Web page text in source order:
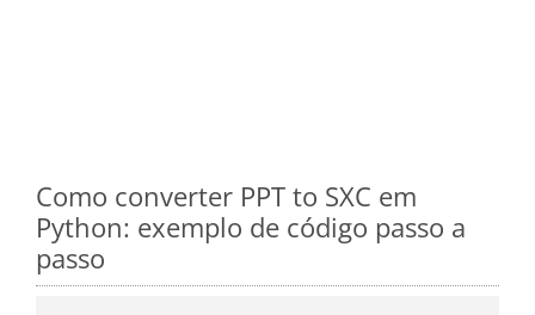
Como converter PPT to SXC em
Python: exemplo de código passo a
passo